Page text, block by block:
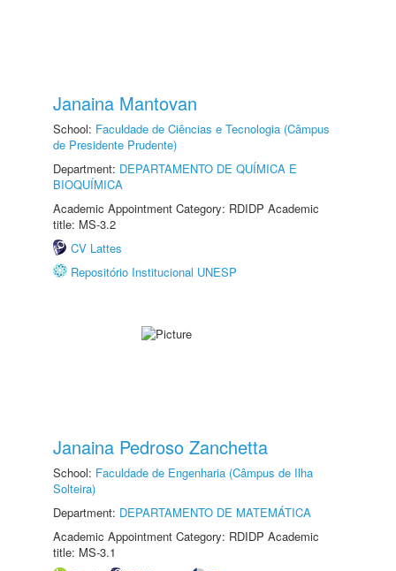
Janaina Mantovan
School: Faculdade de Ciências e Tecnologia (Câmpus
de Presidente Prudente)
Department: DEPARTAMENTO DE QUÍMICA E
BIOQUÍMICA
Academic Appointment Category: RDIDP Academic
title: MS-3.2
CV Lattes
Repositório Institucional UNESP
Janaina Pedroso Zanchetta
School: Faculdade de Engenharia (Câmpus de Ilha
Solteira)
Department: DEPARTAMENTO DE MATEMÁTICA
Academic Appointment Category: RDIDP Academic
title: MS-3.1